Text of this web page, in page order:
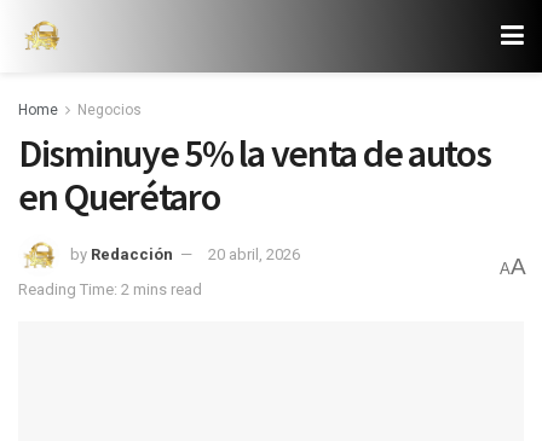
Home Negocios
Disminuye 5% la venta de autos
en Querétaro
by Redacción
20 abril, 2026
Reading Time: 2 mins read
AA